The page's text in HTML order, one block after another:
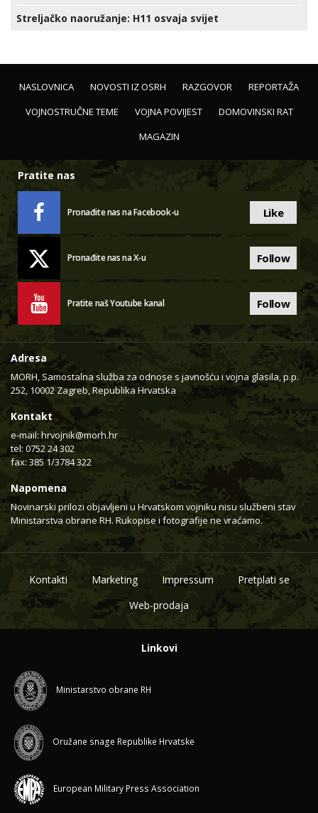
Streljačko naoružanje: H11 osvaja svijet
NASLOVNICA NOVOSTI IZ OSRH RAZGOVOR
REPORTAŽA
VOJNOSTRUČNE TEME
VOJNA POVIJEST
DOMOVINSKI RAT
MAGAZIN
Pratite nas
Pronađite nas na Facebook-u Like
Pronađite nas na X-u Follow
Pratite naš Youtube kanal Follow
Adresa
MORH, Samostalna služba za odnose s javnošću i vojna glasila, p.p.
252, 10002 Zagreb, Republika Hrvatska
Kontakt
e-mail: hrvojnik@morh.hr
tel: 0752 24 302
fax: 385 1/3784 322
Napomena
Novinarski prilozi objavljeni u Hrvatskom vojniku nisu službeni stav
Ministarstva obrane RH. Rukopise i fotografije ne vraćamo.
Kontakti Marketing Impressum
Pretplati se
Web-prodaja
Linkovi
Ministarstvo obrane RH
Oružane snage Republike Hrvatske
European Military Press Association